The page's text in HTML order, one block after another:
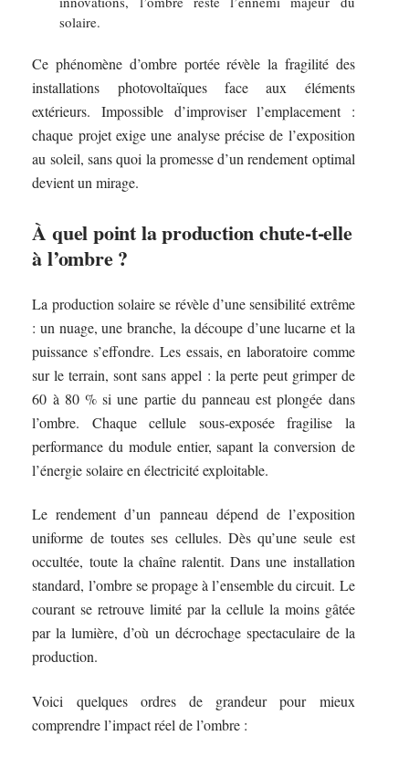
solaire.
Ce phénomène d’ombre portée révèle la fragilité des
installations photovoltaïques face aux éléments
extérieurs. Impossible d’improviser l’emplacement :
chaque projet exige une analyse précise de l’exposition
au soleil, sans quoi la promesse d’un rendement optimal
devient un mirage.
À quel point la production chute-t-elle
à l’ombre ?
La production solaire se révèle d’une sensibilité extrême
: un nuage, une branche, la découpe d’une lucarne et la
puissance s’effondre. Les essais, en laboratoire comme
sur le terrain, sont sans appel : la perte peut grimper de
60 à 80 % si une partie du panneau est plongée dans
l’ombre. Chaque cellule sous-exposée fragilise la
performance du module entier, sapant la conversion de
l’énergie solaire en électricité exploitable.
Le rendement d’un panneau dépend de l’exposition
uniforme de toutes ses cellules. Dès qu’une seule est
occultée, toute la chaîne ralentit. Dans une installation
standard, l’ombre se propage à l’ensemble du circuit. Le
courant se retrouve limité par la cellule la moins gâtée
par la lumière, d’où un décrochage spectaculaire de la
production.
Voici quelques ordres de grandeur pour mieux
comprendre l’impact réel de l’ombre :